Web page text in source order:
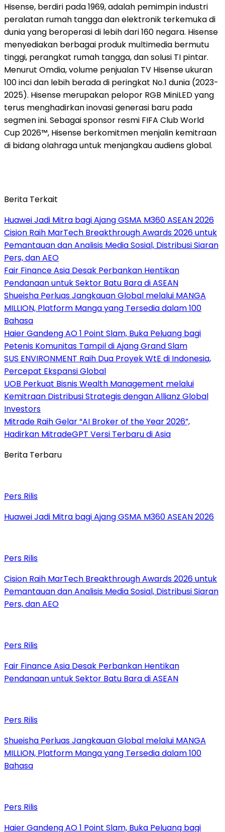
Hisense, berdiri pada 1969, adalah pemimpin industri
peralatan rumah tangga dan elektronik terkemuka di
dunia yang beroperasi di lebih dari 160 negara. Hisense
menyediakan berbagai produk multimedia bermutu
tinggi, perangkat rumah tangga, dan solusi TI pintar.
Menurut Omdia, volume penjualan TV Hisense ukuran
100 inci dan lebih berada di peringkat No.1 dunia (2023-
2025). Hisense merupakan pelopor RGB MiniLED yang
terus menghadirkan inovasi generasi baru pada
segmen ini. Sebagai sponsor resmi FIFA Club World
Cup 2026™, Hisense berkomitmen menjalin kemitraan
di bidang olahraga untuk menjangkau audiens global.
Berita Terkait
Huawei Jadi Mitra bagi Ajang GSMA M360 ASEAN 2026
Cision Raih MarTech Breakthrough Awards 2026 untuk
Pemantauan dan Analisis Media Sosial, Distribusi Siaran
Pers, dan AEO
Fair Finance Asia Desak Perbankan Hentikan
Pendanaan untuk Sektor Batu Bara di ASEAN
Shueisha Perluas Jangkauan Global melalui MANGA
MILLION, Platform Manga yang Tersedia dalam 100
Bahasa
Haier Gandeng AO 1 Point Slam, Buka Peluang bagi
Petenis Komunitas Tampil di Ajang Grand Slam
SUS ENVIRONMENT Raih Dua Proyek WtE di Indonesia,
Percepat Ekspansi Global
UOB Perkuat Bisnis Wealth Management melalui
Kemitraan Distribusi Strategis dengan Allianz Global
Investors
Mitrade Raih Gelar “AI Broker of the Year 2026”,
Hadirkan MitradeGPT Versi Terbaru di Asia
Berita Terbaru
Pers Rilis
Huawei Jadi Mitra bagi Ajang GSMA M360 ASEAN 2026
Pers Rilis
Cision Raih MarTech Breakthrough Awards 2026 untuk
Pemantauan dan Analisis Media Sosial, Distribusi Siaran
Pers, dan AEO
Pers Rilis
Fair Finance Asia Desak Perbankan Hentikan
Pendanaan untuk Sektor Batu Bara di ASEAN
Pers Rilis
Shueisha Perluas Jangkauan Global melalui MANGA
MILLION, Platform Manga yang Tersedia dalam 100
Bahasa
Pers Rilis
Haier Gandeng AO 1 Point Slam, Buka Peluang bagi